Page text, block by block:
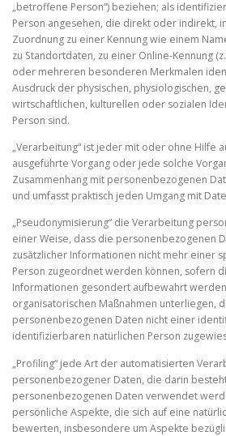
„betroffene Person“) beziehen; als
Person angesehen, die direkt oder indirekt,
Zuordnung zu einer Kennung wie einem
zu Standortdaten, zu einer Online-Kennung
oder mehreren besonderen Merkmalen
Ausdruck der physischen, physiologischen,
wirtschaftlichen, kulturellen oder sozialen
Person sind.
„Verarbeitung“ ist jeder mit oder ohne Hilfe
ausgeführte Vorgang oder jede solche
Zusammenhang mit personenbezogenen
und umfasst praktisch jeden Umgang mit
„Pseudonymisierung“ die Verarbeitung
einer Weise, dass die personenbezogenen
zusätzlicher Informationen nicht mehr einer
Person zugeordnet werden können, sofern
Informationen gesondert aufbewahrt
organisatorischen Maßnahmen unterliegen,
personenbezogenen Daten nicht einer
identifizierbaren natürlichen Person
„Profiling“ jede Art der automatisierten
personenbezogener Daten, die darin
personenbezogenen Daten verwendet
persönliche Aspekte, die sich auf eine
bewerten, insbesondere um Aspekte